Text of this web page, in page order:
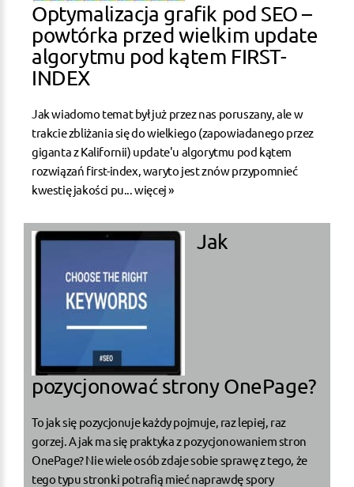
Optymalizacja grafik pod SEO –
powtórka przed wielkim update
algorytmu pod kątem FIRST-
INDEX
Jak wiadomo temat był już przez nas poruszany, ale w
trakcie zbliżania się do wielkiego (zapowiadanego przez
giganta z Kalifornii) update'u algorytmu pod kątem
rozwiązań first-index, waryto jest znów przypomnieć
kwestię jakości pu...więcej »
Jak
pozycjonować strony OnePage?
To jak się pozycjonuje każdy pojmuje, raz lepiej, raz
gorzej. A jak ma się praktyka z pozycjonowaniem stron
OnePage? Nie wiele osób zdaje sobie sprawę z tego, że
tego typu stronki potrafią mieć naprawdę spory